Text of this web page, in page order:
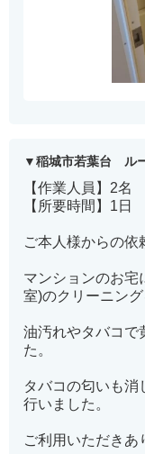
稲城市若葉台 ル
【作業人員】2名
【所要時間】1日
ご本人様からの依
マンションのお宅
室)のクリーニング
油汚れやタバコで
た。
タバコの匂いも消
行いました。
ご利用いただきあ